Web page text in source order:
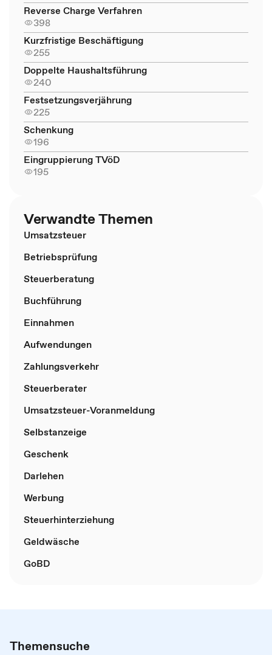
Reverse Charge Verfahren
398
Kurzfristige Beschäftigung
255
Doppelte Haushaltsführung
240
Festsetzungsverjährung
225
Schenkung
196
Eingruppierung TVöD
195
Verwandte Themen
Umsatzsteuer
Betriebsprüfung
Steuerberatung
Buchführung
Einnahmen
Aufwendungen
Zahlungsverkehr
Steuerberater
Umsatzsteuer-Voranmeldung
Selbstanzeige
Geschenk
Darlehen
Werbung
Steuerhinterziehung
Geldwäsche
GoBD
Themensuche